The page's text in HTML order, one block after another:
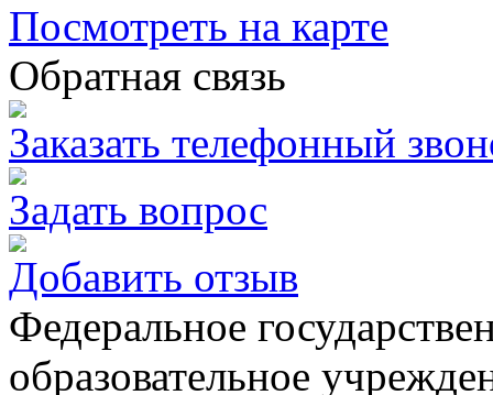
Посмотреть на карте
Обратная связь
Заказать телефонный
Задать вопрос
Добавить отзыв
Федеральное
образовательное